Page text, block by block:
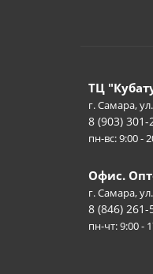
ТЦ
г. Самара,
8 (903) 301-
пн-вс: 9:00 -
Офис.
г. Самара,
8 (846) 261-
пн-чт: 9:00 -